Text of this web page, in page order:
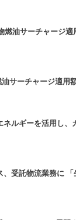
燃油サーチャージ
サーチャージ適用
ルギーを活用し、
受託物流業務に 「